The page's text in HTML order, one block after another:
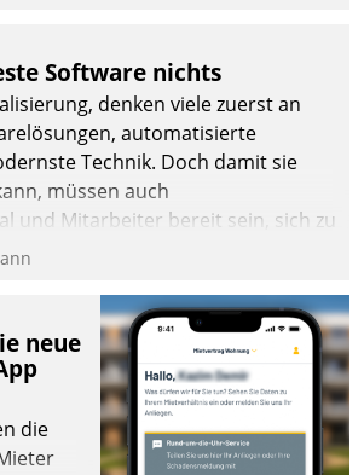
optimierte und automatisierte
darf nicht zu viel erwarten: Allein
einer neuen Software ist es nicht
erfordert von Unternehmen
zu überprüfen, zu hinterfragen
Software nichts
denken viele zuerst an
automatisierte
Technik. Doch damit sie
müssen auch
und Mitarbeiter bereit sein, sich zu
sonst werden sie an ihr
neue
die